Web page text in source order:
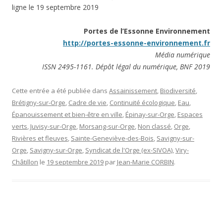
ligne le 19 septembre 2019
Portes de l’Essonne Environnement
http://portes-essonne-environnement.fr
Média numérique
ISSN 2495-1161. Dépôt légal du numérique, BNF 2019
Cette entrée a été publiée dans Assainissement, Biodiversité,
Brétigny-sur-Orge, Cadre de vie, Continuité écologique, Eau,
Épanouissement et bien-être en ville, Épinay-sur-Orge, Espaces
verts, Juvisy-sur-Orge, Morsang-sur-Orge, Non classé, Orge,
Rivières et fleuves, Sainte-Geneviève-des-Bois, Savigny-sur-
Orge, Savigny-sur-Orge, Syndicat de l'Orge (ex-SIVOA),Viry-
Châtillon le 19 septembre 2019 par Jean-Marie CORBIN.